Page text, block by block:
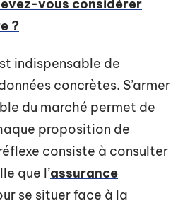
vous considérer
?
indispensable de
concrètes. S’armer
du marché permet de
proposition de
réflexe consiste à consulter
que l’assurance
se situer face à la